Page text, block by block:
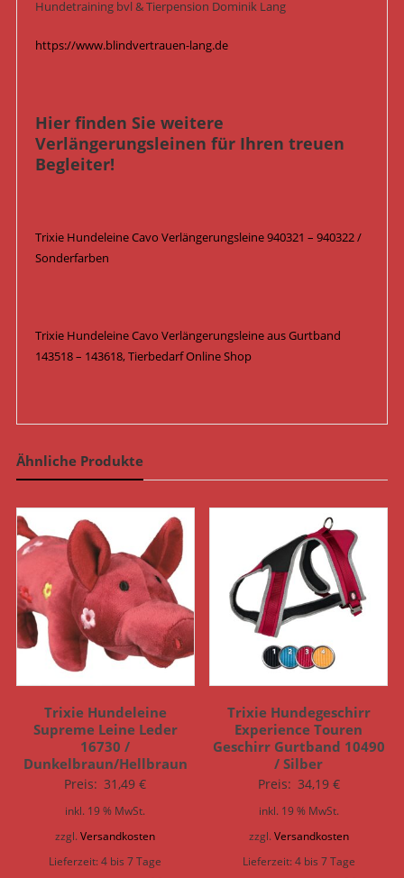
Hundetraining bvl & Tierpension Dominik Lang
https://www.blindvertrauen-lang.de
Hier finden Sie weitere
Verlängerungsleinen für Ihren treuen
Begleiter!
Trixie Hundeleine Cavo Verlängerungsleine 940321 – 940322 /
Sonderfarben
Trixie Hundeleine Cavo Verlängerungsleine aus Gurtband
143518 – 143618, Tierbedarf Online Shop
Ähnliche Produkte
Trixie Hundeleine
Supreme Leine Leder
16730 /
Dunkelbraun/Hellbraun
Preis: 31,49€
inkl. 19 % MwSt.
zzgl.Versandkosten
Lieferzeit:4 bis 7 Tage
Trixie Hundegeschirr
Experience Touren
Geschirr Gurtband 10490
/ Silber
Preis: 34,19 €
inkl. 19 % MwSt.
zzgl. Versandkosten
Lieferzeit:4 bis 7 Tage